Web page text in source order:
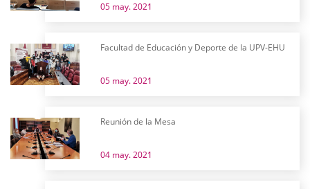
05 may. 2021
Facultad de Educación y Deporte de la UPV-EHU
05 may. 2021
Reunión de la Mesa
04 may. 2021